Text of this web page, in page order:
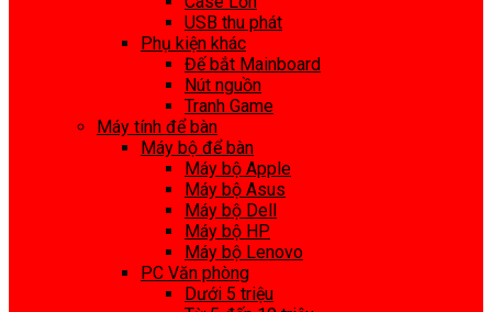
USB thu phát
Phụ kiện khác
Đế bắt Mainboard
Nút nguồn
Tranh Game
Máy tính để bàn
Máy bộ để bàn
Máy bộ Apple
Máy bộ Asus
Máy bộ Dell
Máy bộ HP
Máy bộ Lenovo
PC Văn phòng
Dưới 5 triệu